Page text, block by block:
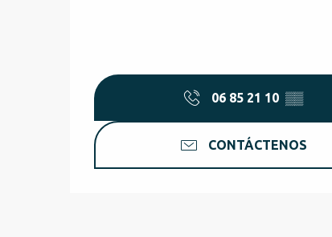
06 85 21 10 ▒▒
CONTÁCTENOS